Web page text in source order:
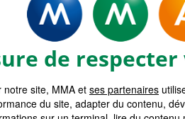
Santé
MMA
RC
de
notre site, MMA et ses partenaires
du site, adapter du contenu,